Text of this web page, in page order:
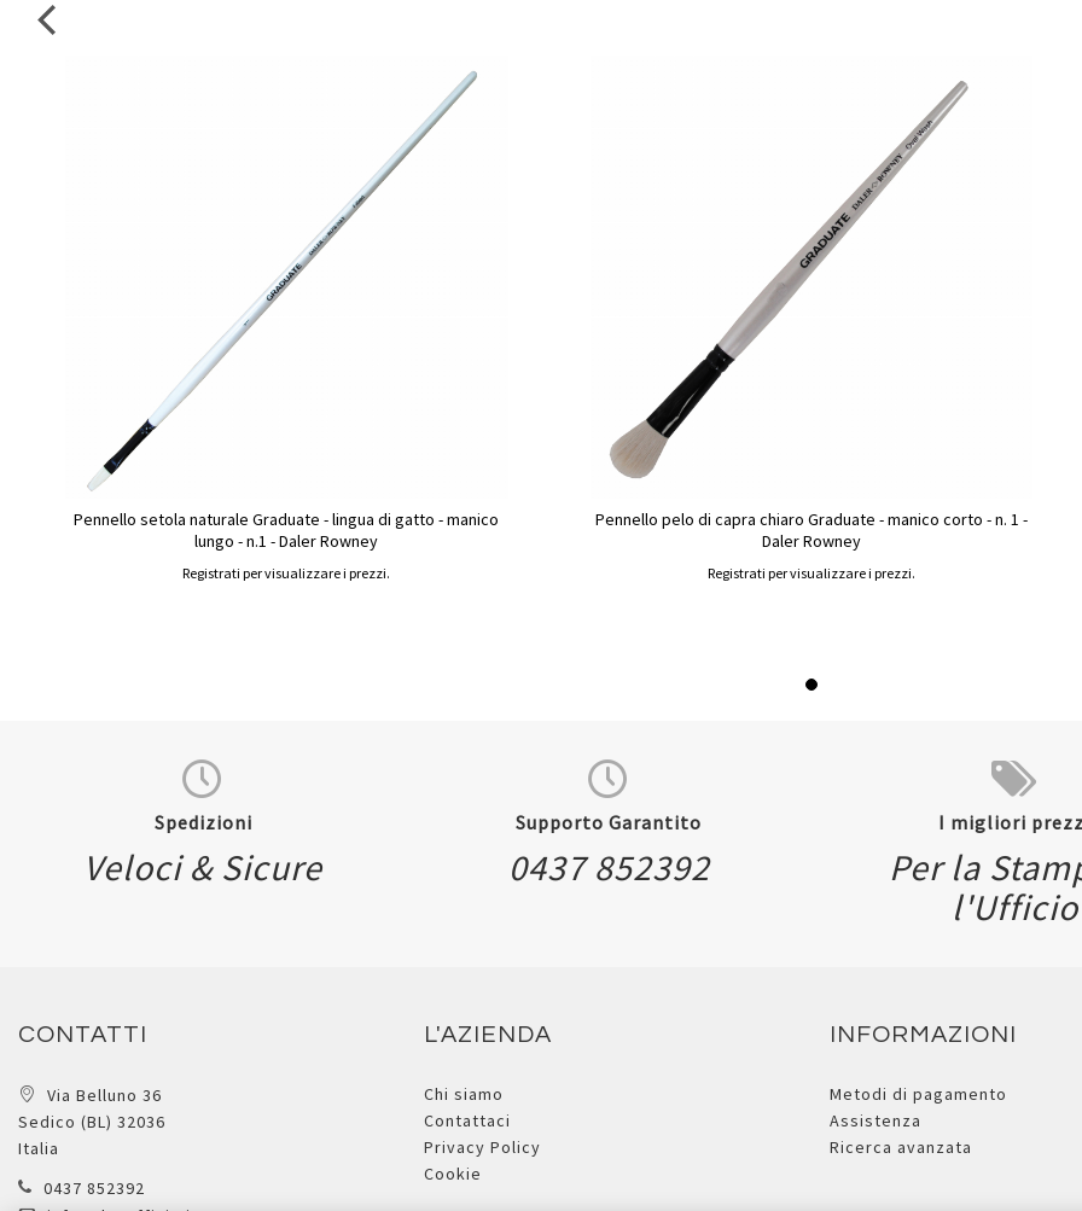
Pennello setola naturale Graduate - lingua di gatto - manico
lungo - n.1 - Daler Rowney
Registrati per visualizzare i prezzi.
Pennello pelo di capra chiaro Graduate - manico corto - n. 1 -
Daler Rowney
Registrati per visualizzare i prezzi.
Spedizioni
Veloci & Sicure
Supporto Garantito
0437 852392
I migliori
Per la
l'Ufficio
CONTATTI
Via Belluno 36
Sedico (BL) 32036
Italia
0437 852392
L'AZIENDA
Chi siamo
Contattaci
Privacy Policy
Cookie
INFORMAZIONI
Metodi di pagamento
Assistenza
Ricerca avanzata